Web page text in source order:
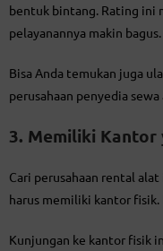
bentuk bintang. Rating ini
pelayanannya makin bagus.
Bisa Anda temukan juga
perusahaan penyedia
3. Memiliki Kantor
Cari perusahaan rental
harus memiliki kantor fisik.
Kunjungan ke kantor fisik